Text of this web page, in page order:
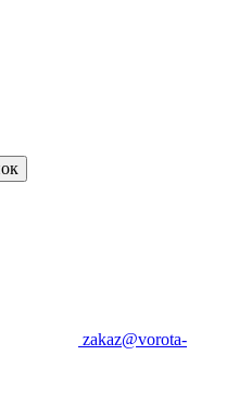
zakaz@vorota-